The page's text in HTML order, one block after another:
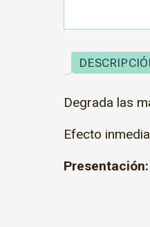
Degrada las
Efecto
Presentación: